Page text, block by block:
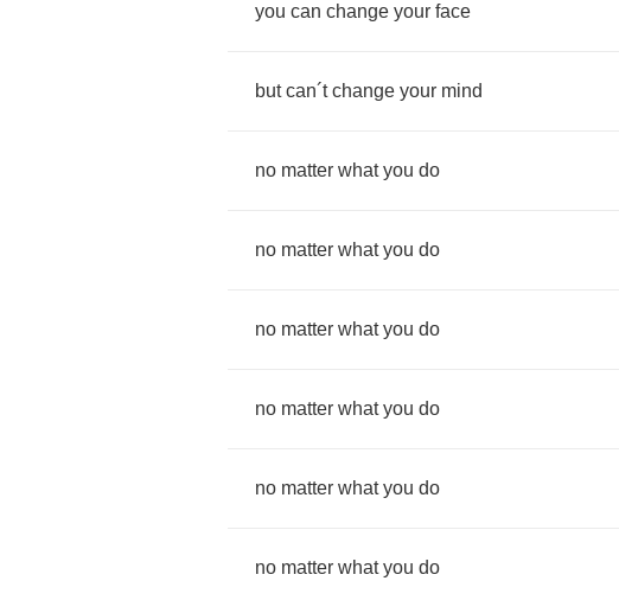
you can change your face
but can´t change your mind
no matter what you do
no matter what you do
no matter what you do
no matter what you do
no matter what you do
no matter what you do